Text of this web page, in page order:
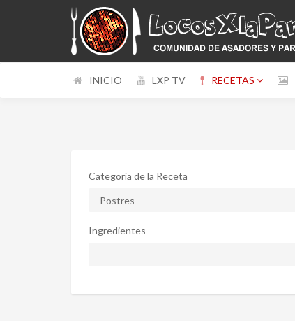
INICIO LXP TV RECETAS
Categoría de la Receta
Ingredientes